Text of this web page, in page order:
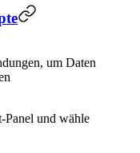
um Daten
Panel und wähle